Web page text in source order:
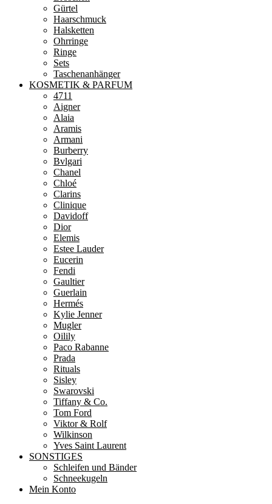
Gürtel
Haarschmuck
Halsketten
Ohrringe
Ringe
Sets
Taschenanhänger
KOSMETIK & PARFUM
4711
Aigner
Alaia
Aramis
Armani
Burberry
Bvlgari
Chanel
Chloé
Clarins
Clinique
Davidoff
Dior
Elemis
Estee Lauder
Eucerin
Fendi
Gaultier
Guerlain
Hermés
Kylie Jenner
Mugler
Oilily
Paco Rabanne
Prada
Rituals
Sisley
Swarovski
Tiffany & Co.
Tom Ford
Viktor & Rolf
Wilkinson
Yves Saint Laurent
SONSTIGES
Schleifen und Bänder
Schneekugeln
Mein Konto